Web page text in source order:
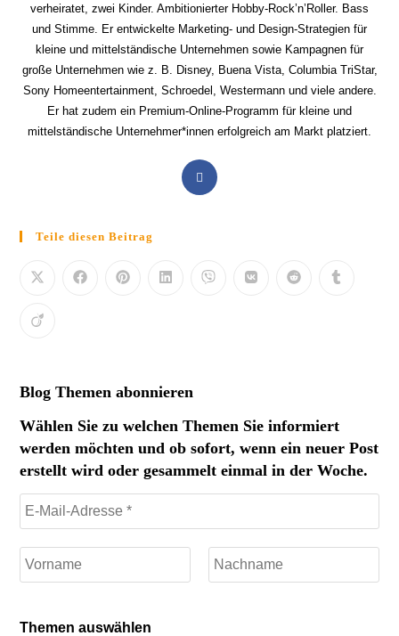
verheiratet, zwei Kinder. Ambitionierter Hobby-Rock’n’Roller. Bass
und Stimme. Er entwickelte Marketing- und Design-Strategien für
kleine und mittelständische Unternehmen sowie Kampagnen für
große Unternehmen wie z. B. Disney, Buena Vista, Columbia TriStar,
Sony Homeentertainment, Schroedel, Westermann und viele andere.
Er hat zudem ein Premium-Online-Programm für kleine und
mittelständische Unternehmer*innen erfolgreich am Markt platziert.
Teile diesen Beitrag
Blog Themen abonnieren
Wählen Sie zu welchen Themen Sie informiert
werden möchten und ob sofort, wenn ein neuer Post
erstellt wird oder gesammelt einmal in der Woche.
Themen auswählen